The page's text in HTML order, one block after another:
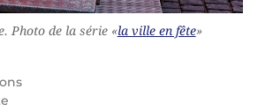
Photo de la série «la ville en fête»